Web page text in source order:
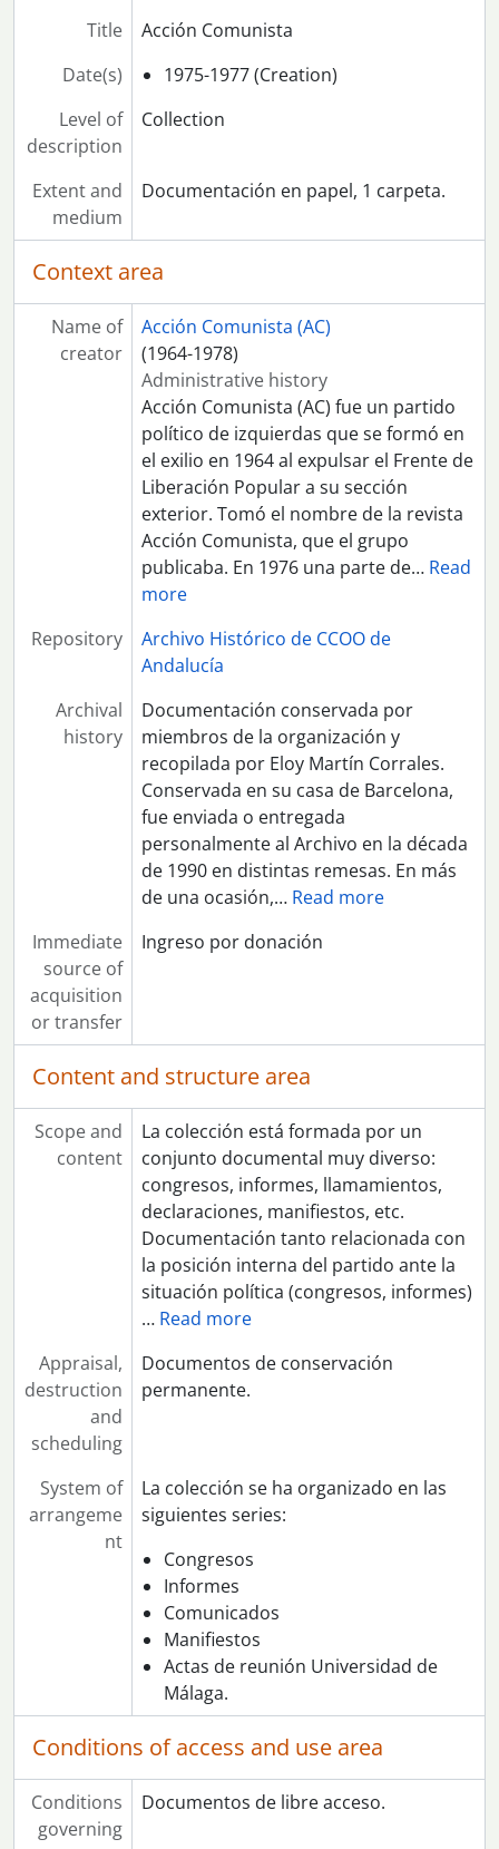
Title
Acción Comunista
Date(s)
1975-1977 (Creation)
Level of
description
Collection
Extent and
medium
Documentación en papel, 1 carpeta.
Context area
Name of
creator
Acción Comunista (AC)
(1964-1978)
Administrative history
Acción Comunista (AC) fue un partido
político de izquierdas que se formó en
el exilio en 1964 al expulsar el Frente de
Liberación Popular a su sección
exterior. Tomó el nombre de la revista
Acción Comunista, que el grupo
publicaba. En 1976 una parte de… Read
more
Repository
Archivo Histórico de CCOO de
Andalucía
Archival
history
Documentación conservada por
miembros de la organización y
recopilada por Eloy Martín Corrales.
Conservada en su casa de Barcelona,
fue enviada o entregada
personalmente al Archivo en la década
de 1990 en distintas remesas. En más
de una ocasión,… Read more
Immediate
source of
acquisition
or transfer
Ingreso por donación
Content and structure area
Scope and
content
La colección está formada por un
conjunto documental muy diverso:
congresos, informes, llamamientos,
declaraciones, manifiestos, etc.
Documentación tanto relacionada con
la posición interna del partido ante la
situación política (congresos, informes)
… Read more
Appraisal,
destruction
and
scheduling
Documentos de conservación
permanente.
System of
arrangeme
nt
La colección se ha organizado en las
siguientes series:
Congresos
Informes
Comunicados
Manifiestos
Actas de reunión Universidad de
Málaga.
Conditions of access and use area
Conditions
governing
Documentos de libre acceso.